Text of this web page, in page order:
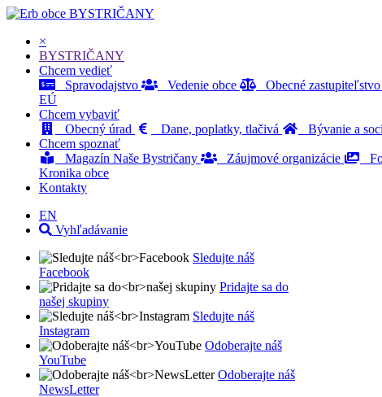
BYSTRIČANY
×
BYSTRIČANY
Chcem vedieť
Spravodajstvo
Vedenie obce Obecné zastupiteľstvo
EÚ
Chcem vybaviť
Obecný úrad
Dane, poplatky, tlačivá Bývanie a
Chcem spoznať
Magazín Naše Bystričany
Záujmové organizácie
Kronika obce
Kontakty
EN
Vyhľadávanie
Sledujte náš
Facebook
Pridajte sa do
našej skupiny
Sledujte náš
Instagram
Odoberajte náš
YouTube
Odoberajte náš
NewsLetter